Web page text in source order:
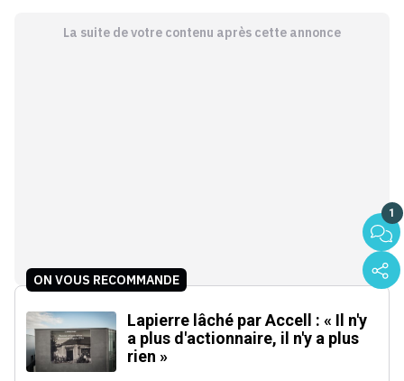
La suite de votre contenu après cette annonce
1
ON VOUS RECOMMANDE
Lapierre lâché par Accell : « Il n'y
a plus d'actionnaire, il n'y a plus
rien »